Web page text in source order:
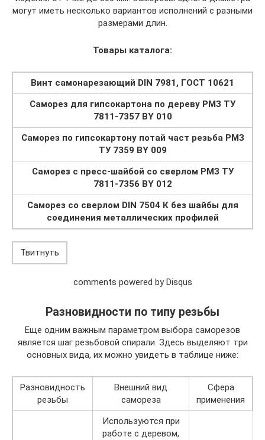
могут иметь несколько вариантов исполнений с разными
размерами длин.
Товары каталога:
Винт самонарезающий DIN 7981, ГОСТ 10621
Саморез для гипсокартона по дереву РМЗ ТУ
7811-7357 BY 010
Саморез по гипсокартону потай част резьба РМЗ
ТУ 7359 BY 009
Саморез с пресс-шайбой со сверлом РМЗ ТУ
7811-7356 BY 012
Саморез со сверлом DIN 7504 К без шайбы для
соединения металлических профилей
Твитнуть
comments powered by Disqus
Разновидности по типу резьбы
Еще одним важным параметром выбора саморезов
является шаг резьбовой спирали. Здесь выделяют три
основных вида, их можно увидеть в таблице ниже:
Разновидность
резьбы
Внешний вид
самореза
Сфера
применения
Используются при
работе с деревом,